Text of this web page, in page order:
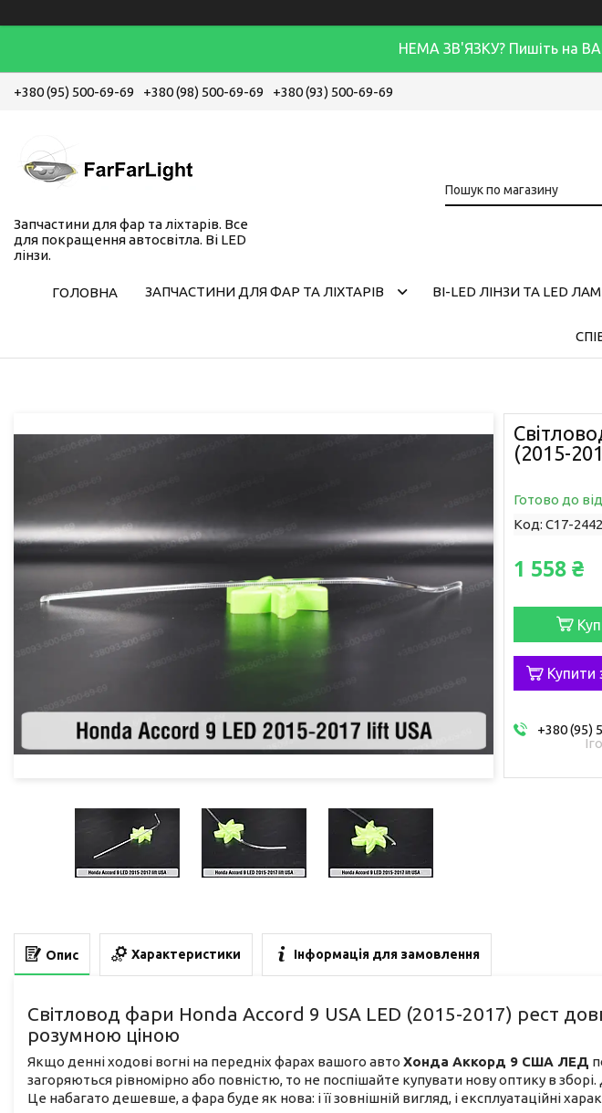
НЕМА ЗВ'ЯЗКУ? Пишіть на
+380 (95) 500-69-69 +380 (98) 500-69-69 +380 (93) 500-69-69
Запчастини для фар та ліхтарів. Все
для покращення автосвітла. Bi LED
лінзи.
ГОЛОВНА ЗАПЧАСТИНИ ДЛЯ ФАР ТА ЛІХТАРІВ BI-LED ЛІНЗИ ТА LED
(2015-
Готово до
Код: C17-
1 558 ₴
Купити
+380 (95)
Опис Характеристики Інформація для замовлення
Світловод фари Honda Accord 9 USA LED (2015-2017) рест
розумною ціною
Якщо денні ходові вогні на передніх фарах вашого авто Хонда Аккорд 9 США ЛЕД
загоряються рівномірно або повністю, то не поспішайте купувати нову оптику в
Це набагато дешевше, а фара буде як нова: і її зовнішній вигляд, і експлуатаційні